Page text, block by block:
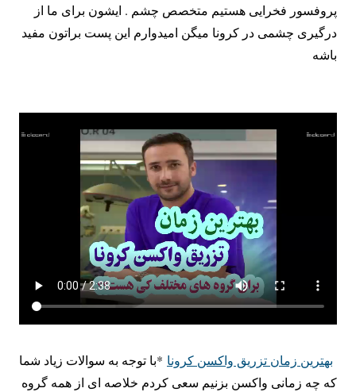
پروفسور فخرایی هستیم متخصص چشم . ایشون برای ما از
درگیری چشمی در کرونا میگن امیدوارم این پست براتون مفید
باشه
بهترین زمان تزریق واکسن کرونا *با توجه به سوالات زیاد شما
که چه زمانی واکسن بزنیم سعی کردم خلاصه ای از همه گروه